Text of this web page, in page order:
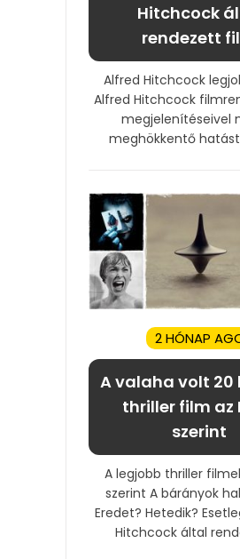
Hitchcock
rendezett
Alfred Hitchcock
Alfred Hitchcock
megjelenítéseivel
meghökkentő hatást
2 HÓNAP
A valaha volt 20
thriller film az
szerint
A legjobb thriller
szerint A bárányok
Eredet? Hetedik?
Hitchcock által